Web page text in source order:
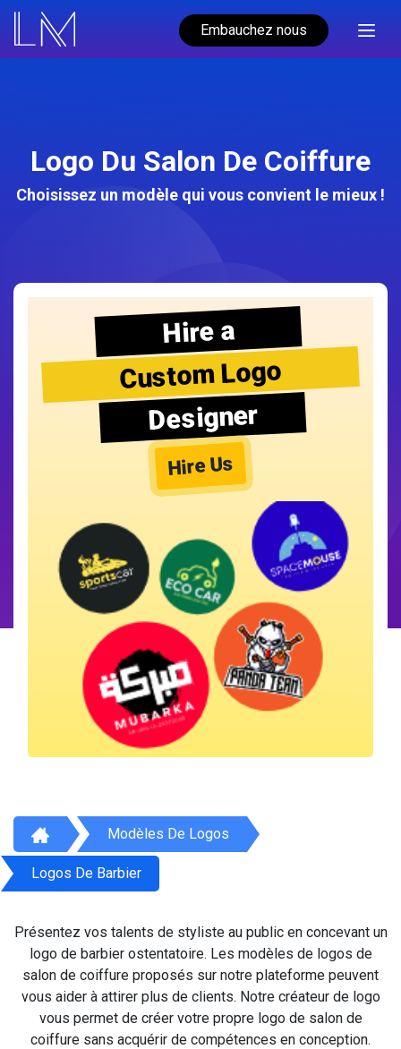
Embauchez nous
Logo Du Salon De Coiffure
Choisissez un modèle qui vous convient le mieux !
Hire a
Custom Logo
Designer
Hire Us
Modèles De Logos
Logos De Barbier
Présentez vos talents de styliste au public en concevant un
logo de barbier ostentatoire. Les modèles de logos de
salon de coiffure proposés sur notre plateforme peuvent
vous aider à attirer plus de clients. Notre créateur de logo
vous permet de créer votre propre logo de salon de
coiffure sans acquérir de compétences en conception.